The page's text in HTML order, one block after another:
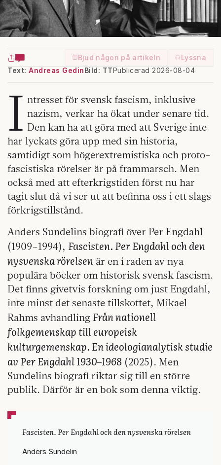
Bjud någon på artikeln
Lyssna
Text: Andreas Gedin Publicerad 2026-08-04
Bild: TT
I ntresset för svensk fascism, inklusive
nazism, verkar ha ökat under senare tid.
Den kan ha att göra med att Sverige inte
har lyckats göra upp med sin historia,
samtidigt som högerextremistiska och proto-
fascistiska rörelser är på frammarsch. Men
också med att efterkrigstiden först nu har
tagit slut då vi ser ut att befinna oss i ett slags
förkrigstillstånd.
Anders Sundelins biografi över Per Engdahl
(1909–1994), Fascisten. Per Engdahl och den
nysvenska rörelsen är en i raden av nya
populära böcker om historisk svensk fascism.
Det finns givetvis forskning om just Engdahl,
inte minst det senaste tillskottet, Mikael
Rahms avhandling Från nationell
folkgemenskap till europeisk
kulturgemenskap. En ideologianalytisk studie
av Per Engdahl 1930–1968 (2025). Men
Sundelins biografi riktar sig till en större
publik. Därför är en bok som denna viktig.
Fascisten. Per Engdahl och den nysvenska rörelsen
Anders Sundelin